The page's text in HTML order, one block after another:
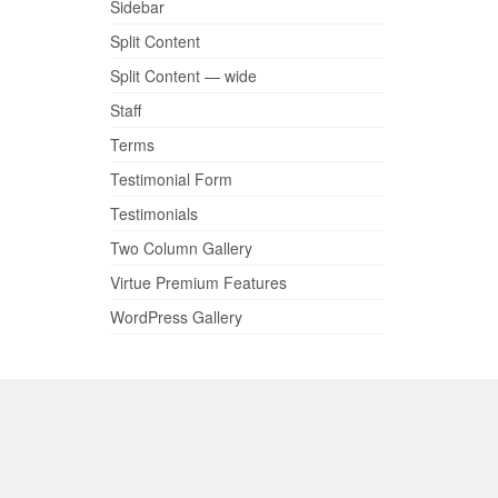
Sidebar
Split Content
Split Content — wide
Staff
Terms
Testimonial Form
Testimonials
Two Column Gallery
Virtue Premium Features
WordPress Gallery